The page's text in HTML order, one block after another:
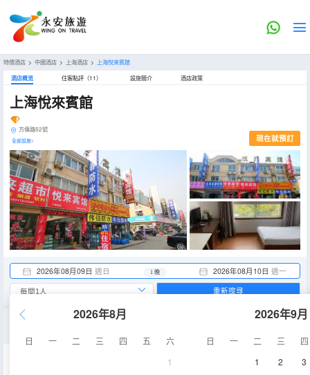
特價酒店 > 中國酒店 > 上海酒店 > 上海悅來賓館
酒店概览 住客點評（11） 設施簡介 酒店政策
上海悅來賓館
方偉路52號
全部設施> 現在就預訂
2026年08月09日 週日 2026年08月10日 週一
1 晚
2026年8月
日 一 二 三 四 五
六
1
2026年9月
日 一 二 三
四
1
2 3
重新搜尋
空調